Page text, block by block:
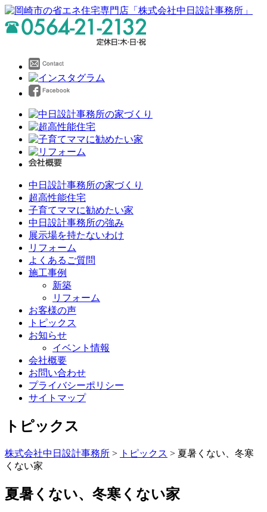
中日設計事務所の家づくり
超高性能住宅
子育てママに勧めたい家
中日設計事務所の強み
展示場を持たないわけ
リフォーム
よくあるご質問
施工事例
新築
リフォーム
お客様の声
トピックス
お知らせ
イベント情報
会社概要
お問い合わせ
プライバシーポリシー
サイトマップ
トピックス
株式会社中日設計事務所 > トピックス > 夏暑くない、冬寒
くない家
夏暑くない、冬寒くない家